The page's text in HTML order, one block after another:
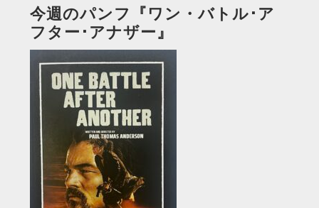
今週のパンフ『ワン・バトル･ア
フター･アナザー』